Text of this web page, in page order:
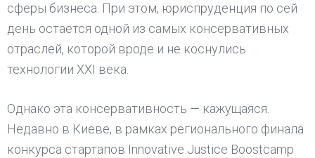
сферы бизнеса. При этом, юриспруденция по сей
день остается одной из самых консервативных
отраслей, которой вроде и не коснулись
технологии ХХІ века.
Однако эта консервативность — кажущаяся.
Недавно в Киеве, в рамках регионального финала
конкурса стартапов Innovative Justice Boostcamp